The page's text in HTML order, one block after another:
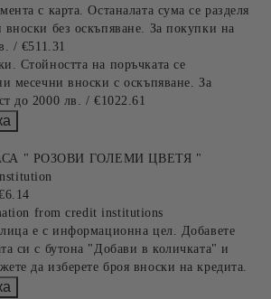
с карта. Останалата сума се разделя
без оскъпяване. За покупки на
/ €511.31
Стойността на поръчката се
месечни вноски с оскъпяване. За
до 2000 лв. / €1022.61
" РОЗОВИ ГОЛЕМИ ЦВЕТЯ "
from credit institutions
е с информационна цел. Добавете
си с бутона "Добави в количката" и
да изберете броя вноски на кредита.